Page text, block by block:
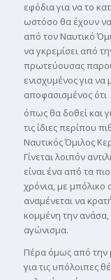
εφόδια για να το
ωστόσο θα έχουν
από τον Ναυτικό
να γκρεμίσει από
πρωτεύουσας
ενισχυμένος για να
αποφασισμένος
όπως θα δοθεί και
τις ίδιες περίπου
Ναυτικός Όμιλος
Γίνεται λοιπόν
είναι ένα από τα
χρόνια, με μπόλικο
αναμένεται να
κομμένη την ανάσα,
αγώνισμα.
Πέρα όμως από την
για τις υπόλοιπες